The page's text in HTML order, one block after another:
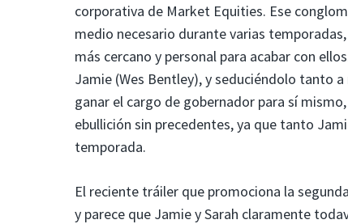
corporativa de Market Equities. Ese
medio necesario durante varias
más cercano y personal para acabar con
Jamie (Wes Bentley), y seduciéndolo tanto
ganar el cargo de gobernador para sí
ebullición sin precedentes, ya que tanto
temporada.
El reciente tráiler que promociona la
y parece que Jamie y Sarah claramente